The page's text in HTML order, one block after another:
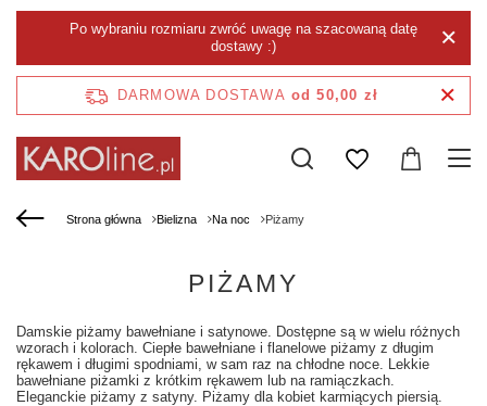
Po wybraniu rozmiaru zwróć uwagę na szacowaną datę
dostawy :)
DARMOWA DOSTAWA od 50,00 zł
Strona główna Bielizna Na noc Piżamy
PIŻAMY
Damskie piżamy bawełniane i satynowe. Dostępne są w wielu różnych
wzorach i kolorach. Ciepłe bawełniane i flanelowe piżamy z długim
rękawem i długimi spodniami, w sam raz na chłodne noce. Lekkie
bawełniane piżamki z krótkim rękawem lub na ramiączkach.
Eleganckie piżamy z satyny. Piżamy dla kobiet karmiących piersią.